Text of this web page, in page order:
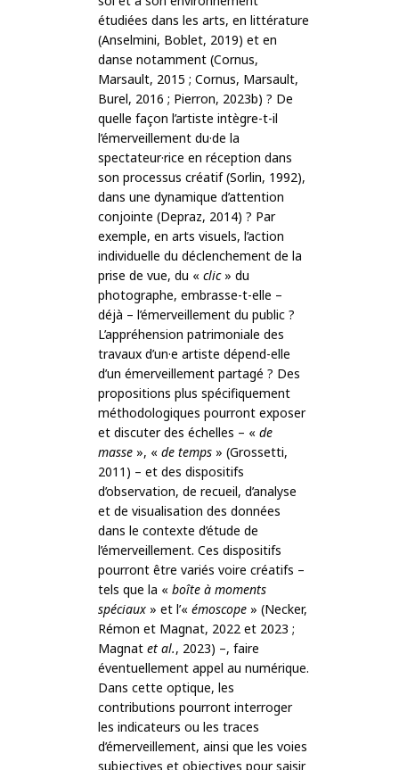
étudiées dans les arts, en littérature
(Anselmini, Boblet, 2019) et en
danse notamment (Cornus,
Marsault, 2015 ; Cornus, Marsault,
Burel, 2016 ; Pierron, 2023b) ? De
quelle façon l’artiste intègre-t-il
l’émerveillement du·de la
spectateur·rice en réception dans
son processus créatif (Sorlin, 1992),
dans une dynamique d’attention
conjointe (Depraz, 2014) ? Par
exemple, en arts visuels, l’action
individuelle du déclenchement de la
prise de vue, du « clic» du
photographe, embrasse-t-elle –
déjà – l’émerveillement du public ?
L’appréhension patrimoniale des
travaux d’un·e artiste dépend-elle
d’un émerveillement partagé ? Des
propositions plus spécifiquement
méthodologiques pourront exposer
et discuter des échelles – « de
masse », « de temps » (Grossetti,
2011) – et des dispositifs
d’observation, de recueil, d’analyse
et de visualisation des données
dans le contexte d’étude de
l’émerveillement. Ces dispositifs
pourront être variés voire créatifs –
tels que la « boîte à moments
spéciaux » et l’« émoscope » (Necker,
Rémon et Magnat, 2022 et 2023 ;
Magnat et al., 2023) –, faire
éventuellement appel au numérique.
Dans cette optique, les
contributions pourront interroger
les indicateurs ou les traces
d’émerveillement, ainsi que les voies
subjectives et objectives pour saisir